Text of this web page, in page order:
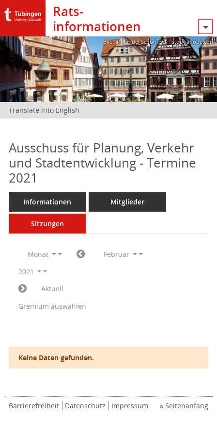
Rats­
informationen
Bild: @Manuel Schönfeld – stock.adobe.com
Translate into English
Ausschuss für Planung, Verkehr
und Stadtentwicklung - Termine
2021
Informationen Mitglieder
Sitzungen
Monat
Februar
2021
Aktuell
Gremium auswählen
Keine Daten gefunden.
Barrierefreiheit Datenschutz Impressum Seitenanfang